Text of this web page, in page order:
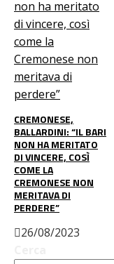
CREMONESE,
BALLARDINI: “IL BARI
NON HA MERITATO
DI VINCERE, COSÌ
COME LA
CREMONESE NON
MERITAVA DI
PERDERE”
26/08/2023